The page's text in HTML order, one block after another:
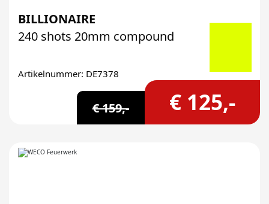
BILLIONAIRE
240 shots 20mm compound
Artikelnummer: DE7378
€ 159,- € 125,-